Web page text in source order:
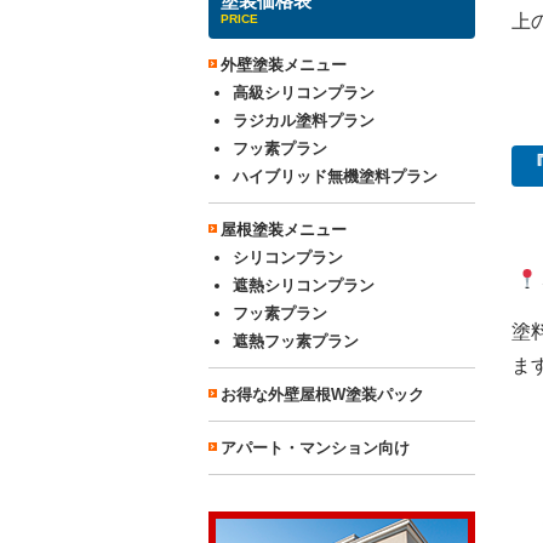
塗
ま
PRICE
外壁塗装メニュー
高級シリコンプラン
ラジカル塗料プラン
フッ素プラン
ハイブリッド無機塗料プラン
屋根塗装メニュー
シリコンプラン
遮熱シリコンプラン
フッ素プラン
遮熱フッ素プラン
お得な外壁屋根W塗装パック
アパート・マンション向け